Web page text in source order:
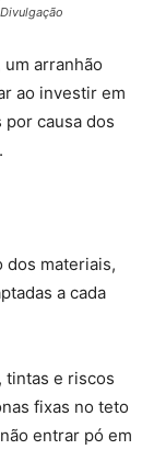
arranhão
ao investir em
causa dos
dos materiais,
a cada
tintas e riscos
fixas no teto
entrar pó em